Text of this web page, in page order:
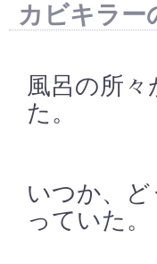
カビキラー
風呂の所
た。
いつか、
っていた。